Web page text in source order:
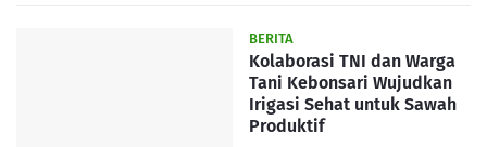
BERITA
Kolaborasi TNI dan Warga
Tani Kebonsari Wujudkan
Irigasi Sehat untuk Sawah
Produktif